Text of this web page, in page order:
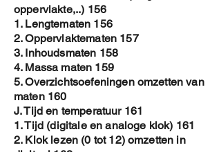
oppervlakte,..) 156
1. Lengtematen 156
2. Oppervlaktematen 157
3. Inhoudsmaten 158
4. Massa maten 159
5. Overzichtsoefeningen omzetten van
maten 160
J. Tijd en temperatuur 161
1. Tijd (digitale en analoge klok) 161
2. Klok lezen (0 tot 12) omzetten in